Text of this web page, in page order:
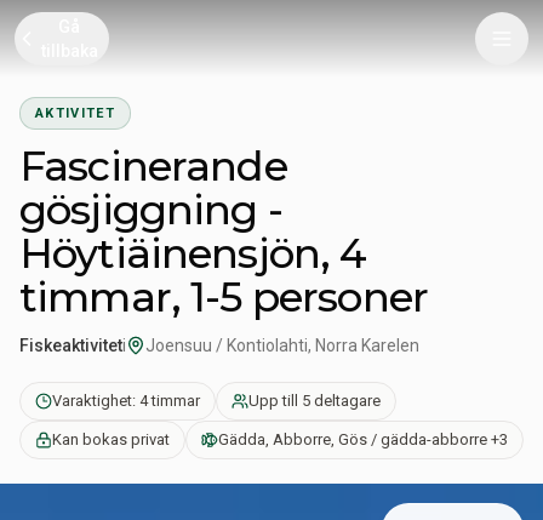
AKTIVITET
Fascinerande
gösjiggning -
Höytiäinensjön, 4
timmar, 1-5 personer
Fiskeaktiviteti Joensuu / Kontiolahti, Norra Karelen
Varaktighet: 4 timmar Upp till 5 deltagare
Kan bokas privat Gädda, Abborre, Gös / gädda-abborre +3